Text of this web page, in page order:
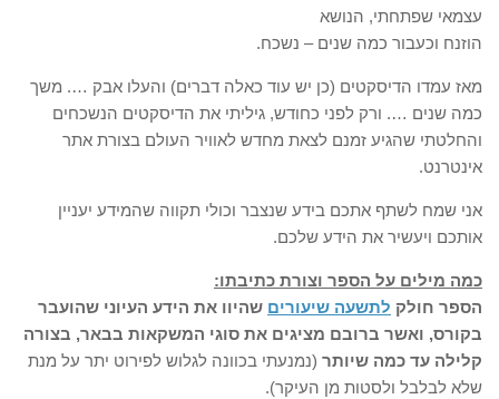
עצמאי שפתחתי, הנושא
הוזנח וכעבור כמה שנים – נשכח.
מאז עמדו הדיסקטים (כן יש עוד כאלה דברים) והעלו אבק …. משך
כמה שנים …. ורק לפני כחודש, גיליתי את הדיסקטים הנשכחים
והחלטתי שהגיע זמנם לצאת מחדש לאוויר העולם בצורת אתר
אינטרנט.
אני שמח לשתף אתכם בידע שנצבר וכולי תקווה שהמידע יעניין
אותכם ויעשיר את הידע שלכם.
כמה מילים על הספר וצורת כתיבתו:
הספר חולק לתשעה שיעורים שהיוו את הידע העיוני שהועבר
בקורס, ואשר ברובם מציגים את סוגי המשקאות בבאר, בצורה
קלילה עד כמה שיותר (נמנעתי בכוונה לגלוש לפירוט יתר על מנת
שלא לבלבל ולסטות מן העיקר).